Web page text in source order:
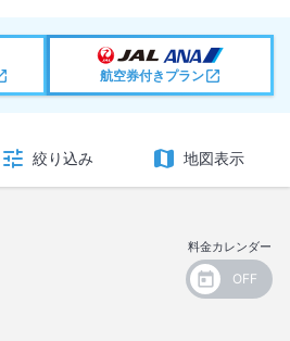
航空券付きプラン
絞り込み 地図表示
料金カレンダー